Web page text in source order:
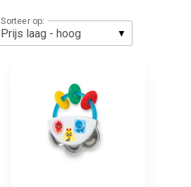
Sorteer op: